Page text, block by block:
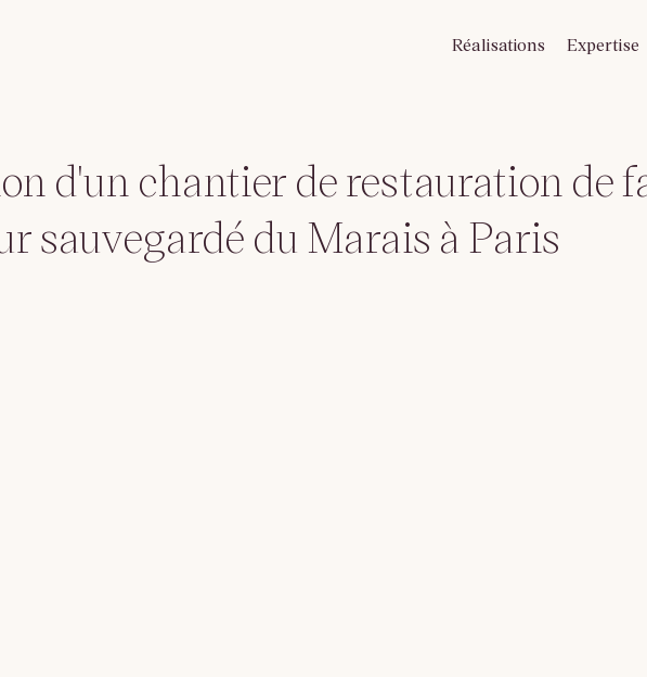
Réalisations Expertise
d'un chantier de restauration de
sauvegardé du Marais à Paris